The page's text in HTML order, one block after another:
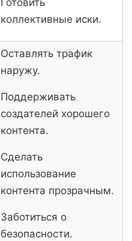
коллективные иски.
Оставлять трафик
наружу.
Поддерживать
создателей хорошего
контента.
Сделать
использование
контента прозрачным.
Заботиться о
безопасности.